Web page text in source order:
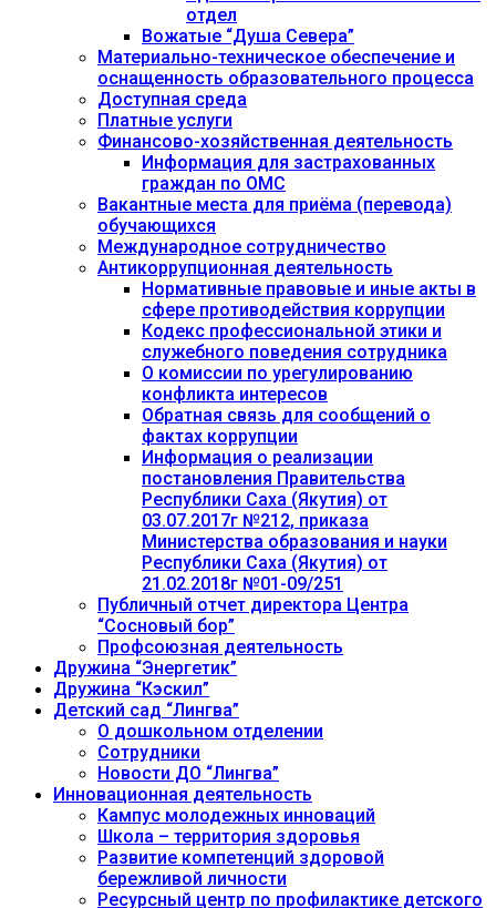
отдел
Вожатые “Душа Севера”
Материально-техническое обеспечение и
оснащенность образовательного процесса
Доступная среда
Платные услуги
Финансово-хозяйственная деятельность
Информация для застрахованных
граждан по ОМС
Вакантные места для приёма (перевода)
обучающихся
Международное сотрудничество
Антикоррупционная деятельность
Нормативные правовые и иные акты в
сфере противодействия коррупции
Кодекс профессиональной этики и
служебного поведения сотрудника
О комиссии по урегулированию
конфликта интересов
Обратная связь для сообщений о
фактах коррупции
Информация о реализации
постановления Правительства
Республики Саха (Якутия) от
03.07.2017г №212, приказа
Министерства образования и науки
Республики Саха (Якутия) от
21.02.2018г №01-09/251
Публичный отчет директора Центра
“Сосновый бор”
Профсоюзная деятельность
Дружина “Энергетик”
Дружина “Кэскил”
Детский сад “Лингва”
О дошкольном отделении
Сотрудники
Новости ДО “Лингва”
Инновационная деятельность
Кампус молодежных инноваций
Школа – территория здоровья
Развитие компетенций здоровой
бережливой личности
Ресурсный центр по профилактике детского